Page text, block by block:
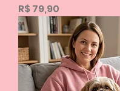
Preço
R$ 79,90